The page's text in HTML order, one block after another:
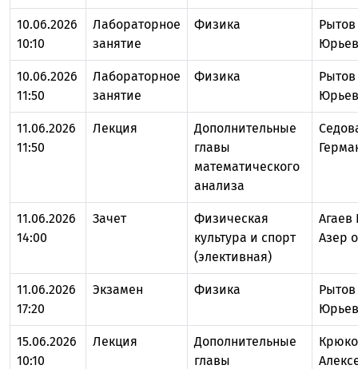
10.06.2026
10:10
Лабораторное
занятие
Физика
10.06.2026
11:50
Лабораторное
занятие
Физика
11.06.2026
11:50
Лекция
Дополнительные
главы
математического
анализа
11.06.2026
14:00
Зачет
Физическая
культура и спорт
(элективная)
Агаев
Азер
11.06.2026
17:20
Экзамен Физика
15.06.2026
10:10
Лекция
Дополнительные
главы